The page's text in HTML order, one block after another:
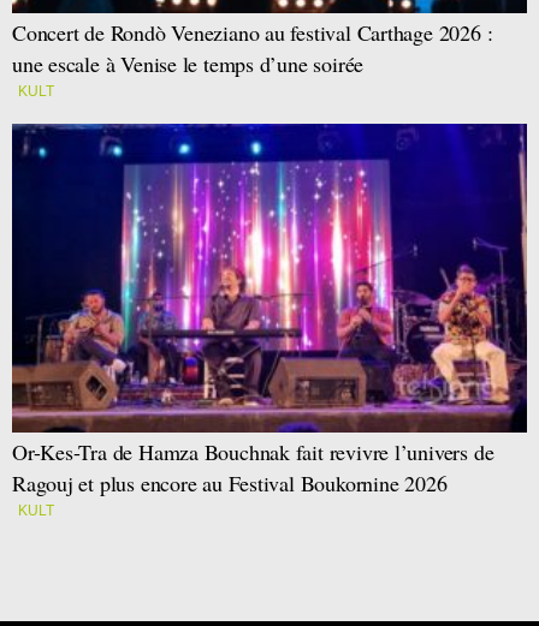
Concert de Rondò Veneziano au festival Carthage 2026 :
une escale à Venise le temps d’une soirée
KULT
Or-Kes-Tra de Hamza Bouchnak fait revivre l’univers de
Ragouj et plus encore au Festival Boukornine 2026
KULT